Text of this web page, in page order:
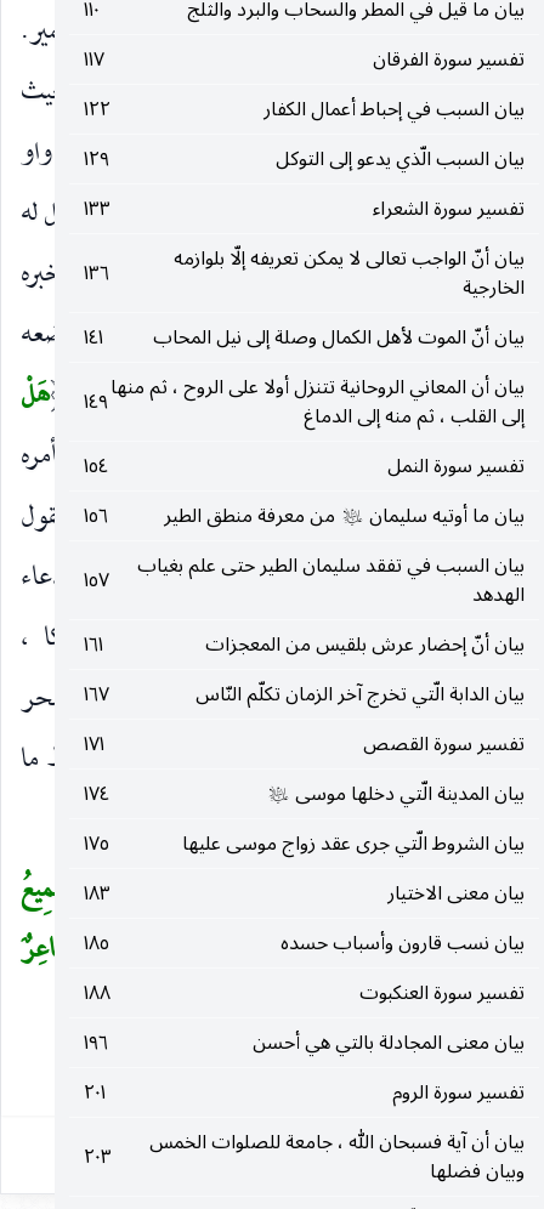
بيان ما قيل في المطر والسحاب والبرد والثلج
١١٠
تفسير سورة الفرقان
١١٧
بيان السبب في إحباط أعمال الكفار
١٢٢
بيان السبب الّذي يدعو إلى التوكل
١٢٩
تفسير سورة الشعراء
١٣٣
بيان أنّ الواجب تعالى لا يمكن تعريفه إلّا بلوازمه
الخارجية
١٣٦
بيان أنّ الموت لأهل الكمال وصلة إلى نيل المحاب
١٤١
بيان أن المعاني الروحانية تتنزل أولا على الروح ، ثم منها
إلى القلب ، ثم منه إلى الدماغ
١٤٩
تفسير سورة النمل
١٥٤
بيان ما أوتيه سليمان عليه‌السلام من معرفة منطق الطير
١٥٦
بيان السبب في تفقد سليمان الطير حتى علم بغياب
الهدهد
١٥٧
بيان أنّ إحضار عرش بلقيس من المعجزات
١٦١
بيان الدابة الّتي تخرج آخر الزمان تكلّم النّاس
١٦٧
تفسير سورة القصص
١٧١
بيان المدينة الّتي دخلها موسى عليه‌السلام
١٧٤
بيان الشروط الّتي جرى عقد زواج موسى عليها
١٧٥
بيان معنى الاختيار
١٨٣
بيان نسب قارون وأسباب حسده
١٨٥
تفسير سورة العنكبوت
١٨٨
بيان معنى المجادلة بالتي هي أحسن
١٩٦
تفسير سورة الروم
٢٠١
بيان أن آية فسبحان الله ، جامعة للصلوات الخمس
وبيان فضلها
٢٠٣
واو يَلْعَبُونَ وقرئت بالرفع على أنها خبر آخر للضمير.
وَأَسَرُّوا النَّجْوَى )بالغوا في إخفائها أو جعلوها بحيث
خفي تناجيهم بها.(الَّذِينَ ظَلَمُوا بدل من واو
(وَأَسَرُّوا)للإيماء بأنهم ظالمون فيما أسروا به ، أو فاعل له
والواو لعلامة الجمع أو مبتدأ والجملة المتقدمة خبره
وأصله وهؤلاء أسروا النجوى فوضع الموصول موضعه
تسجيلا على فعلهم بأنه ظلم أو منصوب على الذم.
(هَلْ
هذا إِلَّا بَشَرٌ مِثْلُكُمْ أَفَتَأْتُونَ السِّحْرَ وَأَنْتُمْ تُبْصِرُونَ)
بأمره
في موضع النصب بدلا من(النَّجْوَى)، أو مفعولا لقول
مقدر كأنهم استدلوا بكونه بشرا على كذبه في ادعاء
الرسالة لاعتقادهم أن الرسول لا يكون إلا ملكا ،
واستلزموا منه أن ما جاء به من الخوارق كالقرآن سحر
فأنكروا حضوره ، وإنما أسروا به تشاورا في استنباط ما
يهدم أمره ويظهر فساده للناس عامة.
(قالَ رَبِّي يَعْلَمُ الْقَوْلَ فِي السَّماءِ وَالْأَرْضِ وَهُوَ السَّمِيعُ
الْعَلِيمُ(٤) بَلْ قالُوا أَضْغاثُ أَحْلامٍ بَلِ افْتَراهُ بَلْ هُوَ شاعِرٌ
فَلْيَأْتِنا بِآيَةٍ كَما أُرْسِلَ الْأَوَّلُونَ